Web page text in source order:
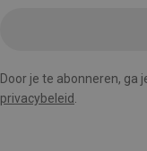
invoegen
Door je te abonneren, ga
privacybeleid